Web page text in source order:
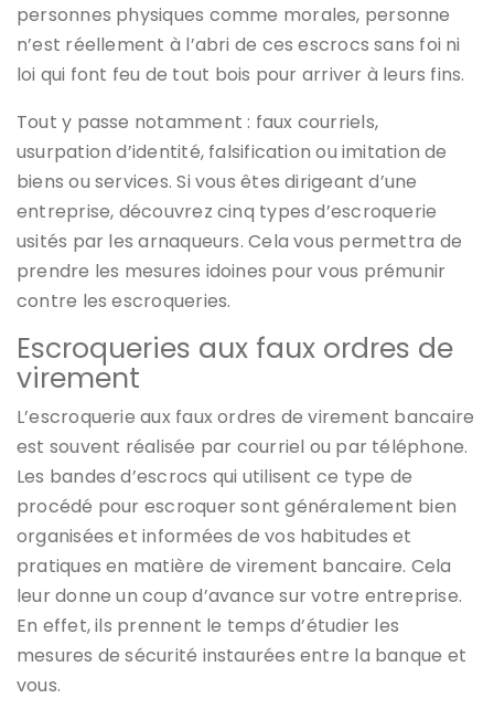
personnes physiques comme morales, personne
n’est réellement à l’abri de ces escrocs sans foi ni
loi qui font feu de tout bois pour arriver à leurs fins.
Tout y passe notamment : faux courriels,
usurpation d’identité, falsification ou imitation de
biens ou services. Si vous êtes dirigeant d’une
entreprise, découvrez cinq types d’escroquerie
usités par les arnaqueurs. Cela vous permettra de
prendre les mesures idoines pour vous prémunir
contre les escroqueries.
Escroqueries aux faux ordres de
virement
L’escroquerie aux faux ordres de virement bancaire
est souvent réalisée par courriel ou par téléphone.
Les bandes d’escrocs qui utilisent ce type de
procédé pour escroquer sont généralement bien
organisées et informées de vos habitudes et
pratiques en matière de virement bancaire. Cela
leur donne un coup d’avance sur votre entreprise.
En effet, ils prennent le temps d’étudier les
mesures de sécurité instaurées entre la banque et
vous.